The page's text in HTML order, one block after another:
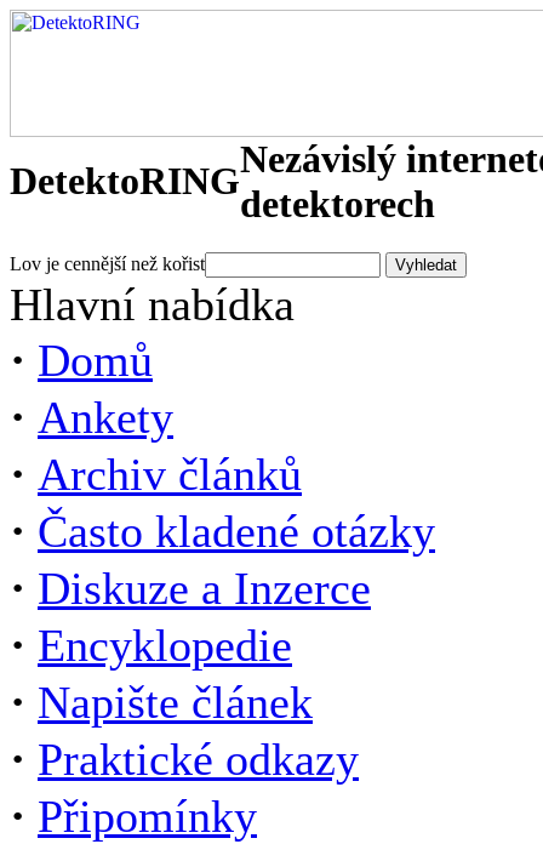
DetektoRINGNezávislý
detektorech
Lov je cennější než kořist
Hlavní nabídka
· Domů
· Ankety
· Archiv článků
· Často kladené otázky
· Diskuze a Inzerce
· Encyklopedie
· Napište článek
· Praktické odkazy
· Připomínky